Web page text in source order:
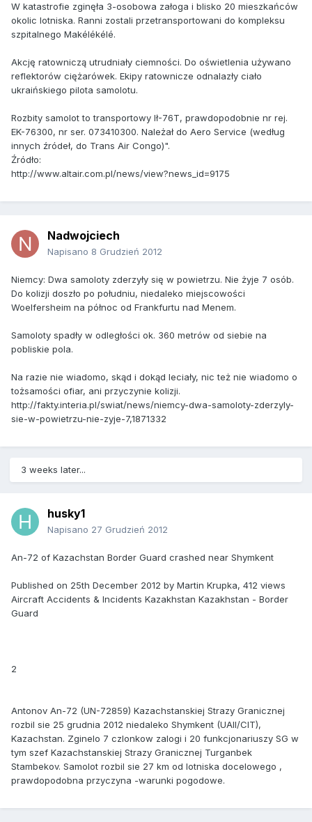
W katastrofie zginęła 3-osobowa załoga i blisko 20 mieszkańców
okolic lotniska. Ranni zostali przetransportowani do kompleksu
szpitalnego Makélékélé.
Akcję ratowniczą utrudniały ciemności. Do oświetlenia używano
reflektorów ciężarówek. Ekipy ratownicze odnalazły ciało
ukraińskiego pilota samolotu.
Rozbity samolot to transportowy Ił-76T, prawdopodobnie nr rej.
EK-76300, nr ser. 073410300. Należał do Aero Service (według
innych źródeł, do Trans Air Congo)".
Źródło:
http://www.altair.com.pl/news/view?news_id=9175
Nadwojciech
Napisano 8 Grudzień 2012
Niemcy: Dwa samoloty zderzyły się w powietrzu. Nie żyje 7 osób.
Do kolizji doszło po południu, niedaleko miejscowości
Woelfersheim na północ od Frankfurtu nad Menem.
Samoloty spadły w odległości ok. 360 metrów od siebie na
pobliskie pola.
Na razie nie wiadomo, skąd i dokąd leciały, nic też nie wiadomo o
tożsamości ofiar, ani przyczynie kolizji.
http://fakty.interia.pl/swiat/news/niemcy-dwa-samoloty-zderzyly-
sie-w-powietrzu-nie-zyje-7,1871332
3 weeks later...
husky1
Napisano 27 Grudzień 2012
An-72 of Kazachstan Border Guard crashed near Shymkent
Published on 25th December 2012 by Martin Krupka, 412 views
Aircraft Accidents & Incidents Kazakhstan Kazakhstan - Border
Guard
2
Antonov An-72 (UN-72859) Kazachstanskiej Strazy Granicznej
rozbil sie 25 grudnia 2012 niedaleko Shymkent (UAII/CIT),
Kazachstan. Zginelo 7 czlonkow zalogi i 20 funkcjonariuszy SG w
tym szef Kazachstanskiej Strazy Granicznej Turganbek
Stambekov. Samolot rozbil sie 27 km od lotniska docelowego ,
prawdopodobna przyczyna -warunki pogodowe.